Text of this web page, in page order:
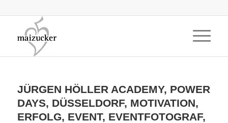
JÜRGEN HÖLLER ACADEMY, POWER
DAYS, DÜSSELDORF, MOTIVATION,
ERFOLG, EVENT, EVENTFOTOGRAF,